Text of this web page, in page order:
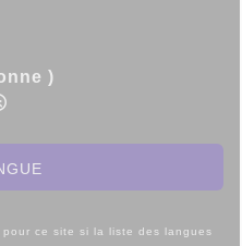
)
ce site si la liste des langues